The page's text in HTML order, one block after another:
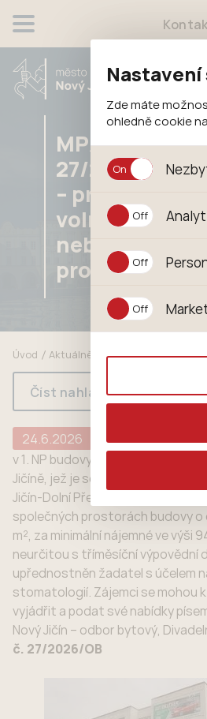
Zde máte
ohledně cookie
Jedná se o
jejich funkcí.
Analytické
anonymizuje. Po
zajišťuje lepší
pomůže vyhnout
MPZ
27/2026/OB
– pronájem
volného
nebytového
prostoru
Úvod Aktuálně
MPZ 27/2026/OB –
Číst nahlas
24.6.2026
v 1. NP budovy č. p. 1028 na ul.
Jičíně, jež je součástí pozemku
Jičín-Dolní Předměstí, a to
společných prostorách budovy o
m², za minimální nájemné ve výši
neurčitou s tříměsíční výpovědní
upřednostněn žadatel s účelem
stomatologií. Zájemci se mohou
vyjádřit a podat své nabídky
Nový Jičín – odbor bytový,
č. 27/2026/OB